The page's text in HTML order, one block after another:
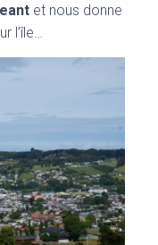
et nous donne
l’île…